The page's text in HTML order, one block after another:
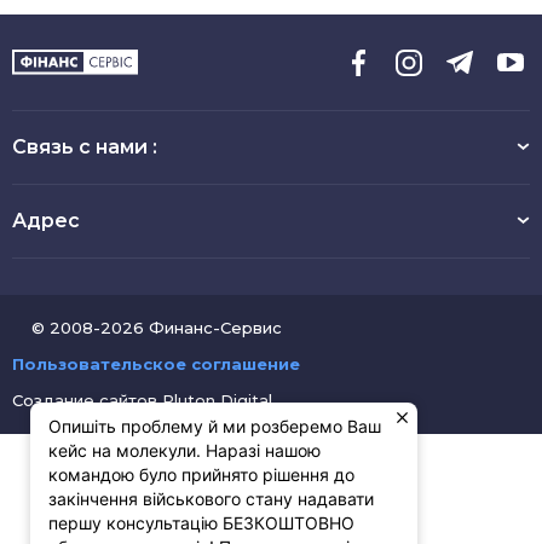
Связь с нами :
Адрес
© 2008-2026 Финанс-Сервис
Пользовательское соглашение
Создание сайтовPluton Digital
Опишіть проблему й ми розберемо Ваш
кейс на молекули. Наразі нашою
командою було прийнято рішення до
закінчення військового стану надавати
першу консультацію БЕЗКОШТОВНО